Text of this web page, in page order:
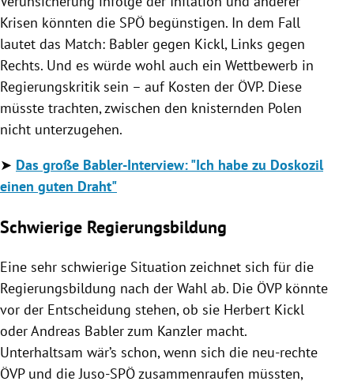
Krisen könnten die SPÖ begünstigen. In dem Fall
lautet das Match: Babler gegen Kickl, Links gegen
Rechts. Und es würde wohl auch ein Wettbewerb in
Regierungskritik sein – auf Kosten der ÖVP. Diese
müsste trachten, zwischen den knisternden Polen
nicht unterzugehen.
➤ Das große Babler-Interview: "Ich habe zu Doskozil
einen guten Draht"
Schwierige Regierungsbildung
Eine sehr schwierige Situation zeichnet sich für die
Regierungsbildung nach der Wahl ab. Die ÖVP könnte
vor der Entscheidung stehen, ob sie Herbert Kickl
oder Andreas Babler zum Kanzler macht.
Unterhaltsam wär’s schon, wenn sich die neu-rechte
ÖVP und die Juso-SPÖ zusammenraufen müssten,